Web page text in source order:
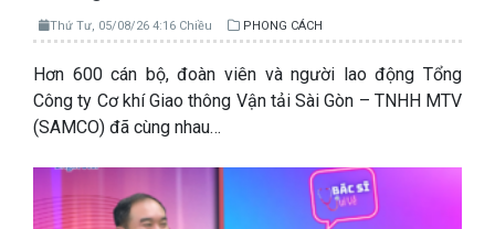
Thứ Tư, 05/08/26 4:16 Chiều PHONG CÁCH
Hơn 600 cán bộ, đoàn viên và người lao động Tổng
Công ty Cơ khí Giao thông Vận tải Sài Gòn – TNHH MTV
(SAMCO) đã cùng nhau…